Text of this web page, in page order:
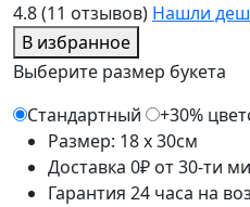
4.8(11 отзывов) Нашли
В избранное
Выберите размер букета
Стандартный
+30%
Размер: 18 x 30см
Доставка 0₽ от 30-ти
Гарантия 24 часа на